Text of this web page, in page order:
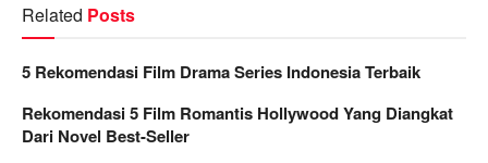
Related Posts
5 Rekomendasi Film Drama Series Indonesia Terbaik
Rekomendasi 5 Film Romantis Hollywood Yang Diangkat
Dari Novel Best-Seller